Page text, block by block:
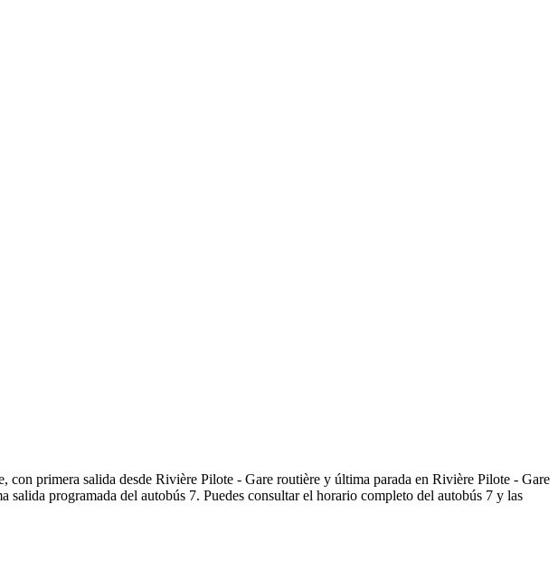
primera salida desde Rivière Pilote - Gare routière y última parada en Rivière Pilote - Gare
programada del autobús 7. Puedes consultar el horario completo del autobús 7 y las